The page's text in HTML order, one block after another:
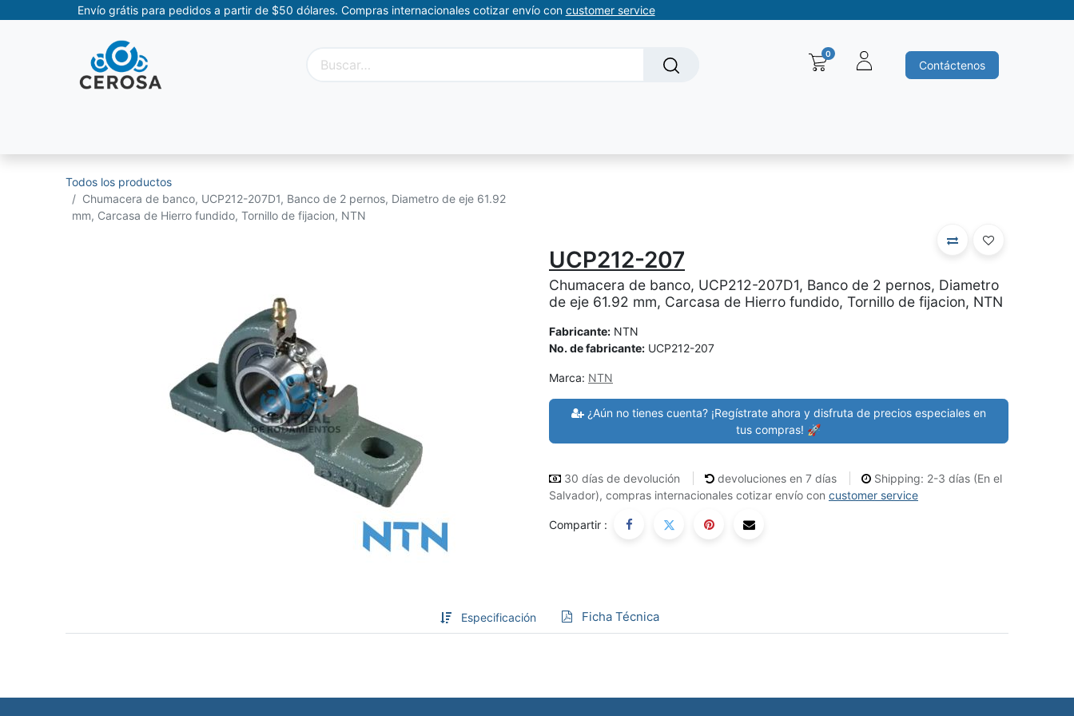
Envío grátis para pedidos a partir de $50 dólares. Compras internacionales cotizar envío con customer service
0
Contáctenos
Todos los productos
Chumacera de banco, UCP212-207D1, Banco de 2 pernos, Diametro de eje 61.92
mm, Carcasa de Hierro fundido, Tornillo de fijacion, NTN
UCP212-207
Chumacera de banco, UCP212-207D1, Banco de 2 pernos, Diametro
de eje 61.92 mm, Carcasa de Hierro fundido, Tornillo de fijacion, NTN
Fabricante: NTN
No. de fabricante: UCP212-207
Marca: NTN
¿Aún no tienes cuenta? ¡Regístrate ahora y disfruta de precios especiales en
tus compras! 🚀
30 días de devolución devoluciones en 7 días
Shipping: 2-3 días (En el
Salvador), compras internacionales cotizar envío con customer service
Compartir :
Especificación Ficha Técnica